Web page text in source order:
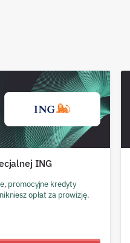
ING
promocyjne kredyty
opłat za prowizję.